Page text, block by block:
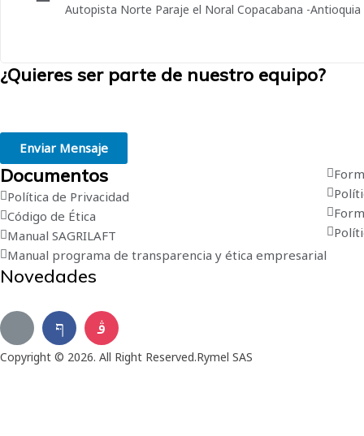
Autopista Norte Paraje el Noral Copacabana -Antioquia
¿Quieres ser parte de nuestro equipo?
Enviar Mensaje
Documentos
Política de Privacidad
Código de Ética
Manual SAGRILAFT
Manual programa de transparencia y ética empresarial
Novedades
Copyright © 2026. All Right Reserved.Rymel SAS